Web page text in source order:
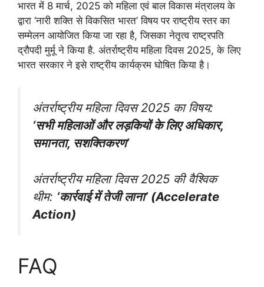
भारत में 8 मार्च, 2025 को महिला एवं बाल विकास मंत्रालय के
द्वारा ‘नारी शक्ति से विकसित भारत’ विषय पर राष्ट्रीय स्तर का
सम्मेलन आयोजित किया जा रहा है, जिसका नेतृत्व राष्ट्रपति
द्रौपदी मुर्मू ने किया है. अंतर्राष्ट्रीय महिला दिवस 2025, के लिए
भारत सरकार ने इसे राष्ट्रीय कार्यक्रम घोषित किया है।
अंतर्राष्ट्रीय महिला दिवस 2025 का विषय:
‘सभी महिलाओं और लड़कियों के लिए अधिकार,
समानता, सशक्तिकरण’
अंतर्राष्ट्रीय महिला दिवस 2025 की वैश्विक
थीम: ‘कार्रवाई में तेजी लाना’ (Accelerate
Action)
FAQ